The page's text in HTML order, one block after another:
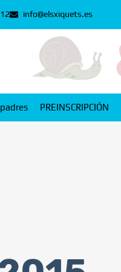
info@elsxiquets.es
PREINSCRIPCIÓN